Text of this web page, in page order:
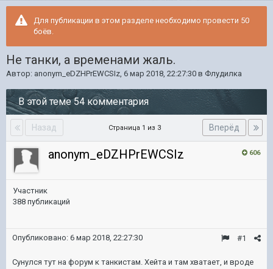
Для публикации в этом разделе необходимо провести 50
боёв.
Не танки, а временами жаль.
Автор: anonym_eDZHPrEWCSIz, 6 мар 2018, 22:27:30 в Флудилка
В этой теме 54 комментария
Назад Вперёд
Страница 1 из 3
606
anonym_eDZHPrEWCSIz
Участник
388 публикаций
#1
Опубликовано: 6 мар 2018, 22:27:30
Сунулся тут на форум к танкистам. Хейта и там хватает, и вроде